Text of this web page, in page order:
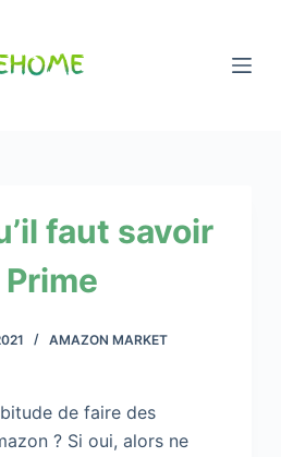
faut savoir
Prime
AMAZON MARKET
de faire des
? Si oui, alors ne